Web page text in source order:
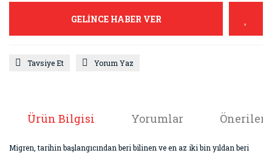
GELİNCE HABER VER
Tavsiye Et Yorum Yaz
Ürün Bilgisi Yorumlar
Migren, tarihin başlangıcından beri bilinen ve en az iki bin yıldan beri